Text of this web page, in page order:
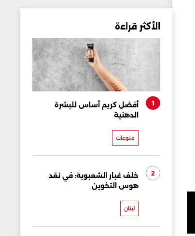
الأكثر قراءة
1
أفضل كريم أساس للبشرة
الدهنية
منوعات
2
خلف غبار الشعبوية: في نقد
هوس التخوين
لبنان